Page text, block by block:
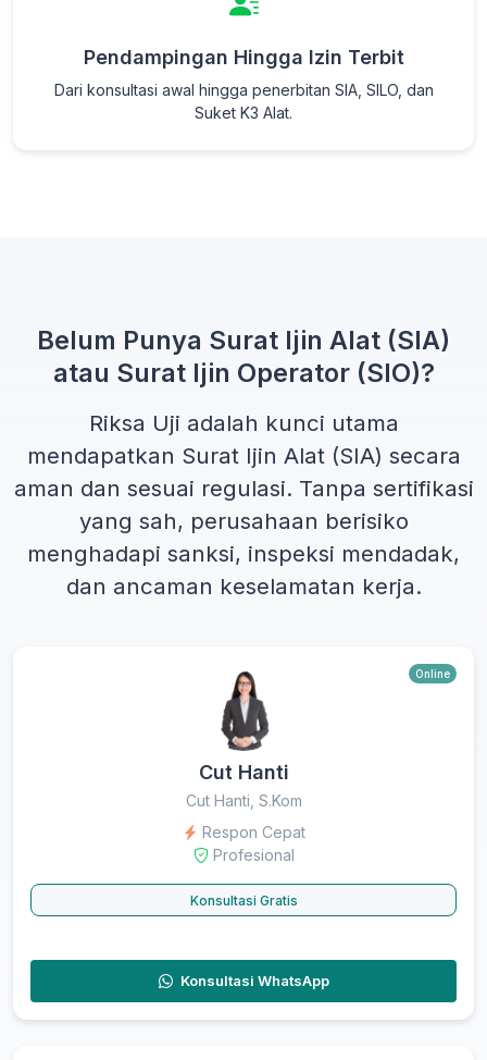
Pendampingan Hingga Izin Terbit
Dari konsultasi awal hingga penerbitan SIA, SILO, dan
Suket K3 Alat.
Belum Punya Surat Ijin Alat (SIA)
atau Surat Ijin Operator (SIO)?
Riksa Uji adalah kunci utama
mendapatkan Surat Ijin Alat (SIA) secara
aman dan sesuai regulasi. Tanpa sertifikasi
yang sah, perusahaan berisiko
menghadapi sanksi, inspeksi mendadak,
dan ancaman keselamatan kerja.
Online
Cut Hanti
Cut Hanti, S.Kom
Respon Cepat
Profesional
Konsultasi Gratis
Konsultasi WhatsApp